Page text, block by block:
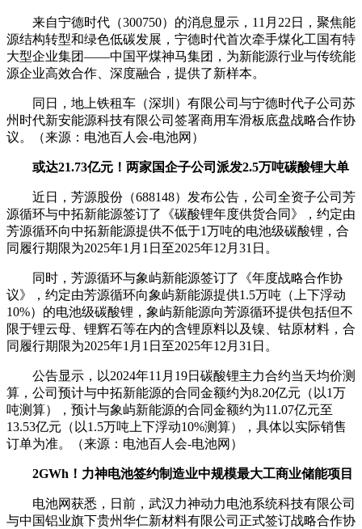
来自宁德时代（300750）的消息显示，11月22日，聚焦能
源结构转型和绿色低碳发展，宁德时代首次牵手煤化工国有特
大型企业集团——中国平煤神马集团，为新能源行业与传统能
源企业高效合作、深度融合，提供了新样本。
同日，地上铁租车（深圳）有限公司与宁德时代子公司苏
州时代新安能源科技有限公司签署商用车滑板底盘战略合作协
议。（来源：电池百人会-电池网）
或达21.73亿元！两家国企子公司派发2.5万吨碳酸锂大单
近日，芳源股份（688148）发布公告，公司全资子公司芳
源循环与中拓新能源签订了《碳酸锂年度供货合同》，约定由
芳源循环向中拓新能源提供不低于1万吨的电池级碳酸锂，合
同履行期限为2025年1月1日至2025年12月31日。
同时，芳源循环与象屿新能源签订了《年度战略合作协
议》，约定由芳源循环向象屿新能源提供1.5万吨（上下浮动
10%）的电池级碳酸锂，象屿新能源向芳源循环提供包括但不
限于锂云母、锂辉石等在内的含锂原料以及镍、钴原材料，合
同履行期限为2025年1月1日至2025年12月31日。
公告显示，以2024年11月19日碳酸锂主力合约当天均价测
算，公司预计与中拓新能源的合同金额约为8.20亿元（以1万
吨测算），预计与象屿新能源的合同金额约为11.07亿元至
13.53亿元（以1.5万吨上下浮动10%测算），具体以实际销售
订单为准。（来源：电池百人会-电池网）
2GWh！力神电池签约制造业中规模最大工商业储能项目
电池网获悉，日前，武汉力神动力电池系统科技有限公司
与中国铝业旗下贵州华仁新材料有限公司正式签订战略合作协